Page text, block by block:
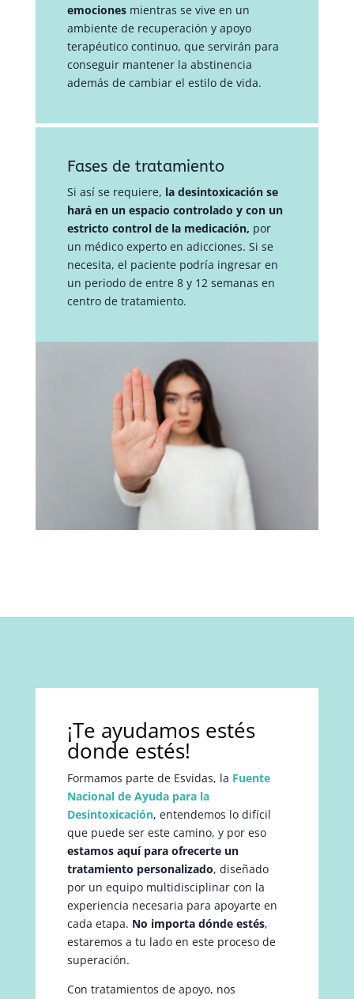
emocionesmientras se vive en un
ambiente de recuperación y apoyo
terapéutico continuo, que servirán para
conseguir mantener la abstinencia
además de cambiar el estilo de vida.
Fases de tratamiento
Si así se requiere, la desintoxicación se
hará en un espacio controlado y con un
estricto control de la medicación, por
un médico experto en adicciones. Si se
necesita, el paciente podría ingresar en
un periodo de entre 8 y 12 semanas en
centro de tratamiento.
¡Te ayudamos estés
donde estés!
Formamos parte de Esvidas, la Fuente
Nacional de Ayuda para la
Desintoxicación, entendemos lo difícil
que puede ser este camino, y por eso
estamos aquí para ofrecerte un
tratamiento personalizado, diseñado
por un equipo multidisciplinar con la
experiencia necesaria para apoyarte en
cada etapa. No importa dónde estés,
estaremos a tu lado en este proceso de
superación.
Con tratamientos de apoyo, nos